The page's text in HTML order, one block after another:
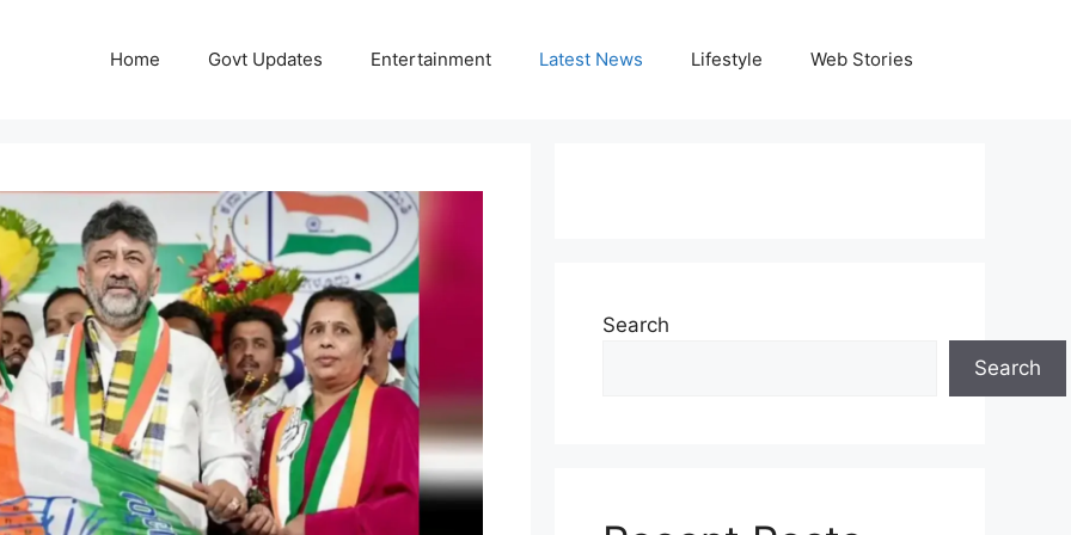
Home Govt Updates Entertainment Latest News Lifestyle Web Stories
Search
Search